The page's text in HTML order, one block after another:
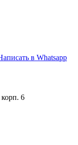
в Whatsapp
6